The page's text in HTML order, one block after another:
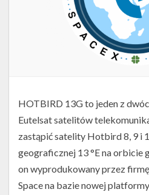
HOTBIRD 13G to jeden z
Eutelsat satelitów
zastąpić satelity Hotbird 8, 9 i
geograficznej 13 °E na orbicie
on wyprodukowany przez
Space na bazie nowej